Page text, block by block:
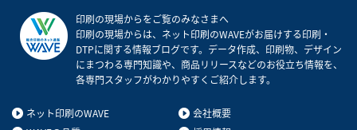
ブ
印刷の現場からをご覧のみなさまへ
印刷の現場からは、ネット印刷のWAVEがお届けする印刷・
DTPに関する情報ブログです。データ作成、印刷物、デザイン
にまつわる専門知識や、商品リリースなどのお役立ち情報を、
各専門スタッフがわかりやすくご紹介します。
ネット印刷のWAVE
会社概要